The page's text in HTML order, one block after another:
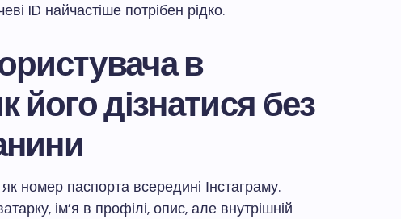
ID найчастіше потрібен рідко.
в
його дізнатися без
номер паспорта всередині Інстаграму.
ім’я в профілі, опис, але внутрішній